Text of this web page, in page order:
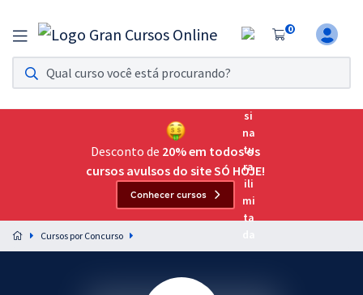
0
Assinatura Ilimitada 11
Acesso a todos os cursos. Teste grátis por 7 dias!
Assinatura OAB Até Passar
Acesso ilimitado a toda preparação para o Exame da
Preparação completa e intensiva para as principais
residências em saúde do Brasil
Desconto de 20% em todos os
cursos avulsos do site SÓ HOJE!
Conhecer cursos
Cursos por Concurso